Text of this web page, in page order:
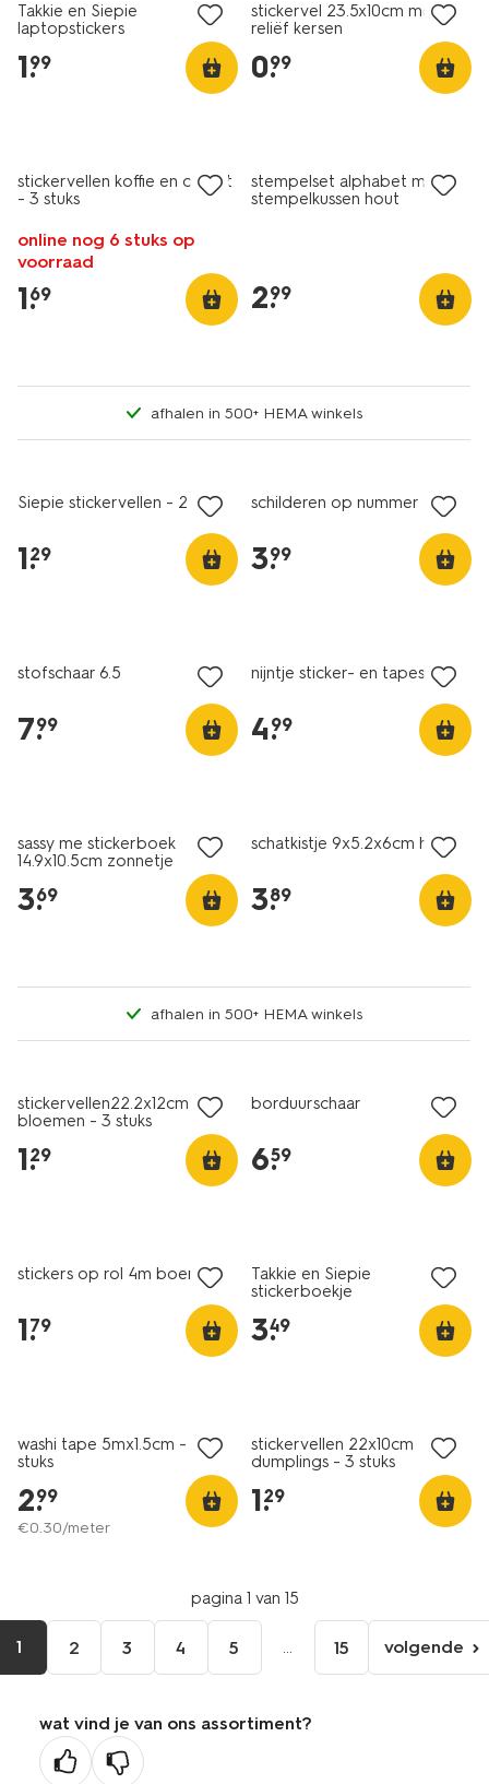
Takkie en Siepie
laptopstickers
1.
99
stickervel 23.5x10cm met
reliëf kersen
0.
99
stickervellen koffie en ontbijt
- 3 stuks
online nog 6 stuks op
voorraad
1.
69
stempelset alphabet met
stempelkussen hout
2.
99
afhalen in 500+ HEMA winkels
Siepie stickervellen - 2 stuks
1.
29
schilderen op nummer
3.
99
stofschaar 6.5
7.
99
nijntje sticker- en tapeset
4.
99
sassy me stickerboek
14.9x10.5cm zonnetje
3.
69
schatkistje 9x5.2x6cm hout
3.
89
afhalen in 500+ HEMA winkels
stickervellen22.2x12cm
bloemen - 3 stuks
1.
29
borduurschaar
6.
59
stickers op rol 4m boerderij
1.
79
Takkie en Siepie
stickerboekje
3.
49
washi tape 5mx1.5cm - 4
stuks
2.
99
€0.30/meter
stickervellen 22x10cm
dumplings - 3 stuks
1.
29
pagina 1 van 15
1 2 3 4 5 ... 15
pagina
volgende
wat vind je van ons assortiment?